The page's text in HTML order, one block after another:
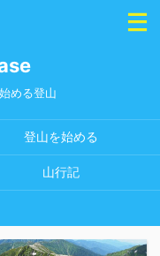
める登山
登山を始める
山行記